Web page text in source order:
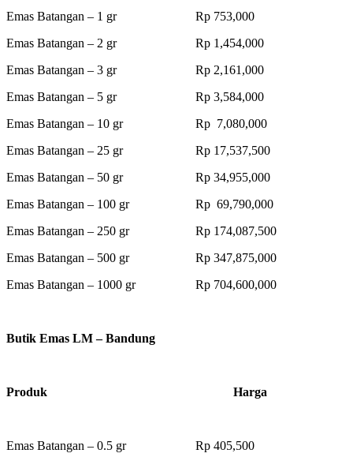
Emas Batangan – 1 gr Rp 753,000
Emas Batangan – 2 gr Rp 1,454,000
Emas Batangan – 3 gr Rp 2,161,000
Emas Batangan – 5 gr Rp 3,584,000
Emas Batangan – 10 gr Rp 7,080,000
Emas Batangan – 25 gr Rp 17,537,500
Emas Batangan – 50 gr Rp 34,955,000
Emas Batangan – 100 gr Rp 69,790,000
Emas Batangan – 250 gr Rp 174,087,500
Emas Batangan – 500 gr Rp 347,875,000
Emas Batangan – 1000 gr Rp 704,600,000
Butik Emas LM – Bandung
Produk Harga
Emas Batangan – 0.5 gr Rp 405,500